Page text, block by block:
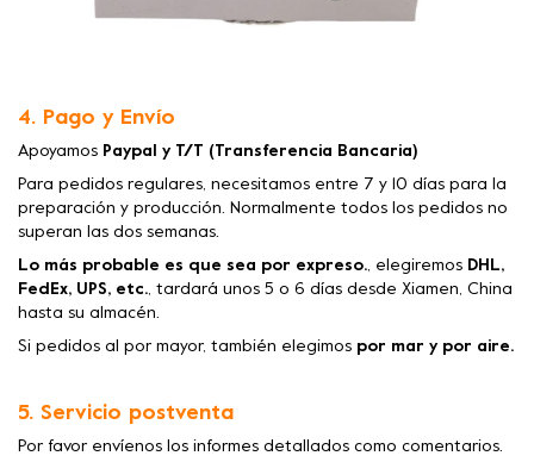
4. Pago y Envío
Apoyamos Paypal y T/T (Transferencia Bancaria)
Para pedidos regulares, necesitamos entre 7 y 10 días para la
preparación y producción. Normalmente todos los pedidos no
superan las dos semanas.
Lo más probable es que sea por expreso., elegiremos DHL,
FedEx, UPS, etc., tardará unos 5 o 6 días desde Xiamen, China
hasta su almacén.
Si pedidos al por mayor, también elegimos por mar y por aire.
5. Servicio postventa
Por favor envíenos los informes detallados como comentarios.